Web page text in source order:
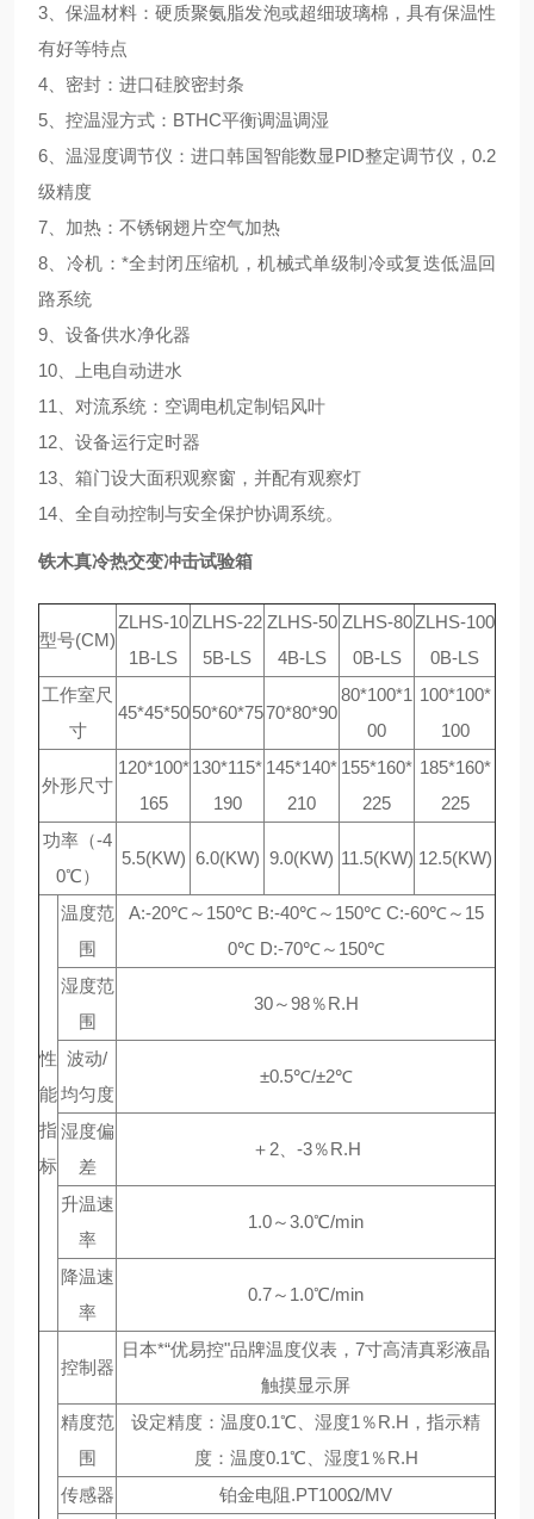
3、保温材料：硬质聚氨脂发泡或超细玻璃棉，具有保温性
有好等特点
4、密封：进口硅胶密封条
5、控温湿方式：BTHC平衡调温调湿
6、温湿度调节仪：进口韩国智能数显PID整定调节仪，0.2
级精度
7、加热：不锈钢翅片空气加热
8、冷机：*全封闭压缩机，机械式单级制冷或复迭低温回
路系统
9、设备供水净化器
10、上电自动进水
11、对流系统：空调电机定制铝风叶
12、设备运行定时器
13、箱门设大面积观察窗，并配有观察灯
14、全自动控制与安全保护协调系统。
铁木真冷热交变冲击试验箱
型号(CM)
ZLHS-10
1B-LS
ZLHS-22
5B-LS
ZLHS-50
4B-LS
ZLHS-80
0B-LS
ZLHS-100
0B-LS
工作室尺
寸
45*45*50 50*60*7570*80*90
80*100*1
00
100*100*
100
外形尺寸
120*100*
165
130*115*
190
145*140*
210
155*160*
225
185*160*
225
功率（-4
0℃）
5.5(KW) 6.0(KW) 9.0(KW) 11.5(KW) 12.5(KW)
性
能
指
标
温度范
围
A:-20℃～150℃ B:-40℃～150℃ C:-60℃～15
0℃ D:-70℃～150℃
湿度范
围
30～98％R.H
波动/
均匀度
±0.5℃/±2℃
湿度偏
差
＋2、-3％R.H
升温速
率
1.0～3.0℃/min
降温速
率
0.7～1.0℃/min
控制器
日本*“优易控"品牌温度仪表，7寸高清真彩液晶
触摸显示屏
精度范
围
设定精度：温度0.1℃、湿度1％R.H，指示精
度：温度0.1℃、湿度1％R.H
传感器
铂金电阻.PT100Ω/MV